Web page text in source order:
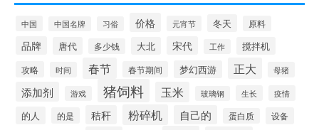
中国 中国名牌 习俗 价格 元宵节 冬天 原料
品牌 唐代 多少钱 大北 宋代 工作 搅拌机
攻略 时间 春节 春节期间 梦幻西游 正大 母猪
添加剂 游戏 猪饲料 玉米 玻璃钢 生长 疫情
的人 的是 秸秆 粉碎机 自己的 蛋白质 设备